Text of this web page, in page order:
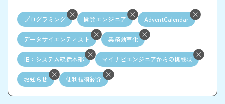
プログラミング 開発エンジニア AdventCalendar
データサイエンティスト 業務効率化
旧：システム統括本部 マイナビエンジニアからの挑戦状
お知らせ 便利技術紹介